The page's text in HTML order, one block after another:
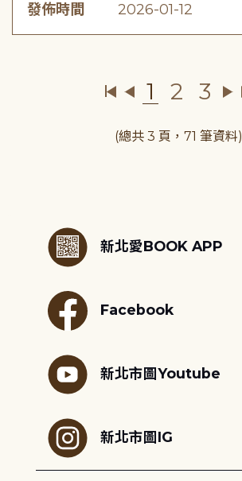
發佈時間 2026-01-12
1 2 3
(總共 3 頁，71 筆資料)
新北愛BOOK APP
Facebook
新北市圖Youtube
新北市圖IG